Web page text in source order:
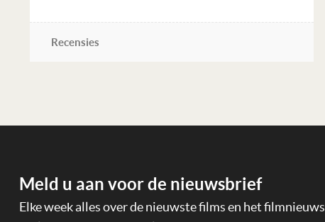
Recensies
Meld u aan voor de nieuwsbrief
Elke week alles over de nieuwste films en het